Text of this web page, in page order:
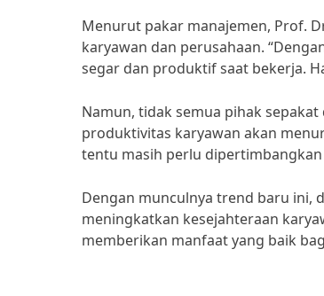
Menurut pakar manajemen, Prof.
karyawan dan perusahaan.
segar dan produktif saat bekerja.
Namun, tidak semua pihak
produktivitas karyawan akan
tentu masih perlu
Dengan munculnya trend baru ini,
meningkatkan kesejahteraan
memberikan manfaat yang baik